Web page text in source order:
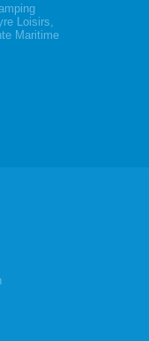
Loisirs,
Maritime